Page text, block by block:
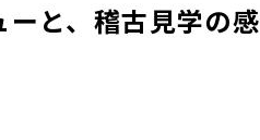
と、稽古見学の感